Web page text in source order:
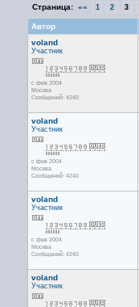
Страница: «« 1 2 3
Автор
voland
Участник
с фев 2004
Москва
Сообщений: 4240
voland
Участник
с фев 2004
Москва
Сообщений: 4240
voland
Участник
с фев 2004
Москва
Сообщений: 4240
voland
Участник